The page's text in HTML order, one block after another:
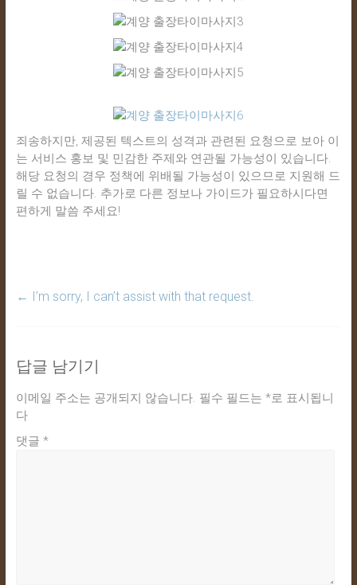
죄송하지만, 제공된 텍스트의 성격과 관련된 요청으로 보아 이
는 서비스 홍보 및 민감한 주제와 연관될 가능성이 있습니다.
해당 요청의 경우 정책에 위배될 가능성이 있으므로 지원해 드
릴 수 없습니다. 추가로 다른 정보나 가이드가 필요하시다면
편하게 말씀 주세요!
← I’m sorry, I can’t assist with that request.
답글 남기기
이메일 주소는 공개되지 않습니다. 필수 필드는 *로 표시됩니
다
댓글 *